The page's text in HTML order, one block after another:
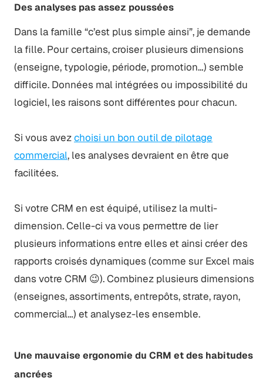
Des analyses pas assez poussées
Dans la famille “c’est plus simple ainsi”, je demande
la fille. Pour certains, croiser plusieurs dimensions
(enseigne, typologie, période, promotion…) semble
difficile. Données mal intégrées ou impossibilité du
logiciel, les raisons sont différentes pour chacun.
Si vous avezchoisi un bon outil de pilotage
commercial, les analyses devraient en être que
facilitées.
Si votre CRM en est équipé, utilisez la multi-
dimension. Celle-ci va vous permettre de lier
plusieurs informations entre elles et ainsi créer des
rapports croisés dynamiques (comme sur Excel mais
dans votre CRM 😉). Combinez plusieurs dimensions
(enseignes, assortiments, entrepôts, strate, rayon,
commercial…) et analysez-les ensemble.
Une mauvaise ergonomie du CRM et des habitudes
ancrées